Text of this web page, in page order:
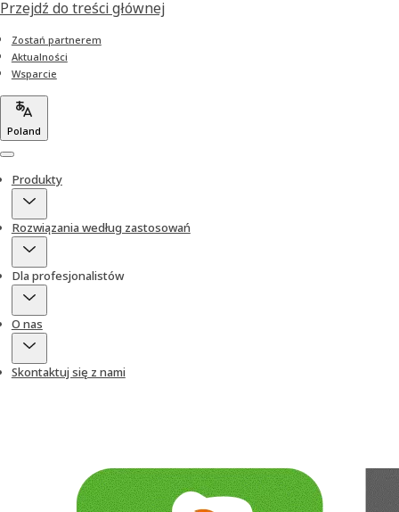
Przejdź do treści głównej
Zostań partnerem
Aktualności
Wsparcie
Poland
Menu
Produkty
Rozwiązania według zastosowań
Dla profesjonalistów
O nas
Skontaktuj się z nami